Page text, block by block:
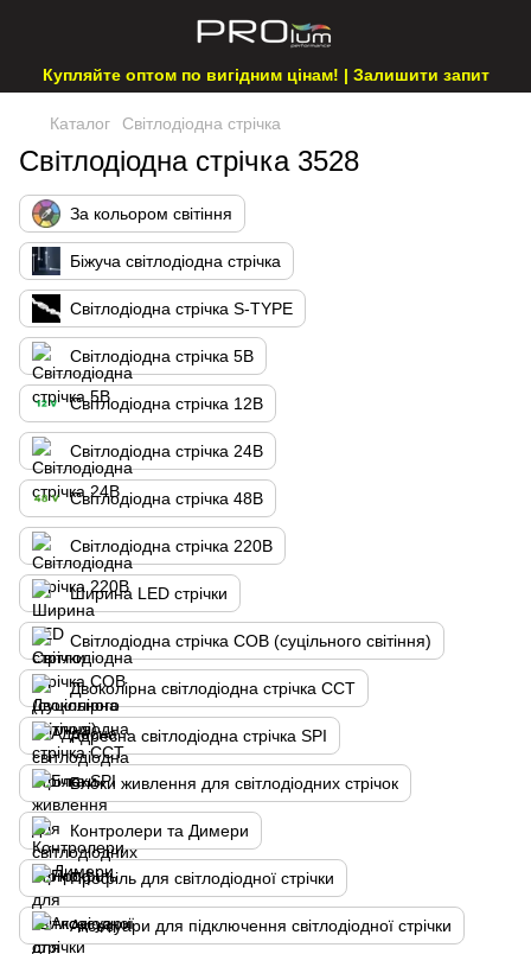
Купляйте оптом по вигідним цінам! | Залишити запит
Каталог Світлодіодна стрічка
Світлодіодна стрічка 3528
За кольором світіння
Біжуча світлодіодна стрічка
Світлодіодна стрічка S-TYPE
Світлодіодна стрічка 5В
Світлодіодна стрічка 12В
Світлодіодна стрічка 24В
Світлодіодна стрічка 48В
Світлодіодна стрічка 220В
Ширина LED стрічки
Світлодіодна стрічка COB (суцільного світіння)
Двоколірна cвітлодіодна стрічка CCT
Адресна світлодіодна стрічка SPI
Блоки живлення для світлодіодних стрічок
Контролери та Димери
Профіль для світлодіодної стрічки
Аксесуари для підключення світлодіодної стрічки